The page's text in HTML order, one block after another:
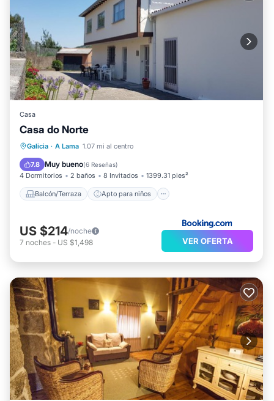
Casa
Casa do Norte
Galicia · A Lama 1.07 mi al centro
7.8 Muy bueno(6 Reseñas)
4 Dormitorios 2 baños 8 Invitados 1399.31 pies²
Balcón/Terraza Apto para niños
Balcón/Terraza
Seguridad/Protección
US $214/noche
7 noches - US $1,498 VER OFERTA